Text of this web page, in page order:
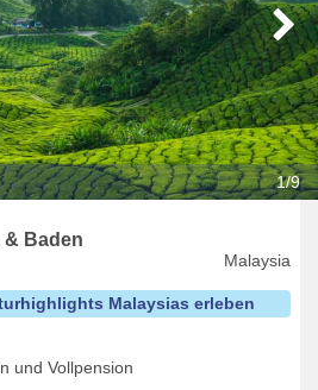
1/9
& Baden
Malaysia
Malaysias erleben
und Vollpension